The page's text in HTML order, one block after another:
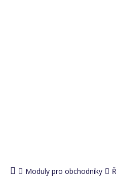
Moduly pro obchodníky